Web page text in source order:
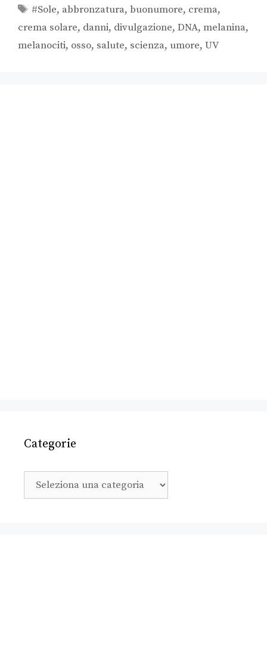
Tag
#Sole, abbronzatura,buonumore, crema,
crema solare, danni, divulgazione, DNA, melanina,
melanociti, osso, salute, scienza, umore, UV
Categorie
Categorie